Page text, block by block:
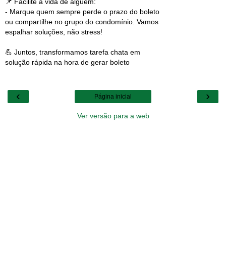
📌 Facilite a vida de alguém:
- Marque quem sempre perde o prazo do boleto
ou compartilhe no grupo do condomínio. Vamos
espalhar soluções, não stress!
💪 Juntos, transformamos tarefa chata em
solução rápida na hora de gerar boleto
‹ ›
Página inicial
Ver versão para a web